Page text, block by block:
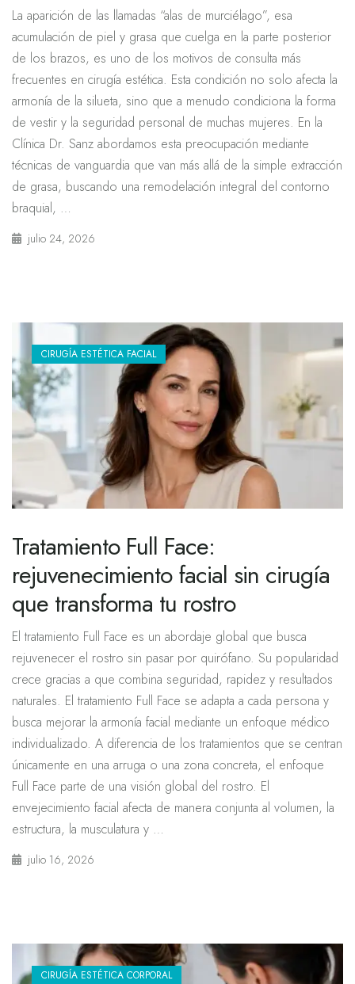
La aparición de las llamadas “alas de murciélago”, esa
acumulación de piel y grasa que cuelga en la parte posterior
de los brazos, es uno de los motivos de consulta más
frecuentes en cirugía estética. Esta condición no solo afecta la
armonía de la silueta, sino que a menudo condiciona la forma
de vestir y la seguridad personal de muchas mujeres. En la
Clínica Dr. Sanz abordamos esta preocupación mediante
técnicas de vanguardia que van más allá de la simple extracción
de grasa, buscando una remodelación integral del contorno
braquial, …
julio 24, 2026
CIRUGÍA ESTÉTICA FACIAL
Tratamiento Full Face:
rejuvenecimiento facial sin cirugía
que transforma tu rostro
El tratamiento Full Face es un abordaje global que busca
rejuvenecer el rostro sin pasar por quirófano. Su popularidad
crece gracias a que combina seguridad, rapidez y resultados
naturales. El tratamiento Full Face se adapta a cada persona y
busca mejorar la armonía facial mediante un enfoque médico
individualizado. A diferencia de los tratamientos que se centran
únicamente en una arruga o una zona concreta, el enfoque
Full Face parte de una visión global del rostro. El
envejecimiento facial afecta de manera conjunta al volumen, la
estructura, la musculatura y …
julio 16, 2026
CIRUGÍA ESTÉTICA CORPORAL